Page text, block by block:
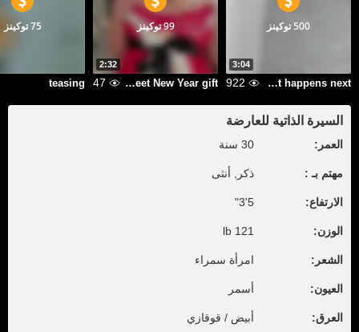
3:04
500 توكينز
If u kiss my neck Im not responsible for what happens next
922
2:32
99 توكينز
Sweet New Year gift
47
75 توكينز
teasing
السيرة الذاتية للعارضة
العمر: 30 سنة
مهتم بـ : ذكر, أنثى
الارتفاع: 5'3"
الوزن: 121 lb
الشعر: امرأة سمراء
العيون: أسمر
العرق: أبيض / قوقازي